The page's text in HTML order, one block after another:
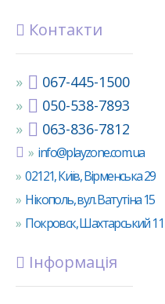
Контакти
067-445-1500
050-538-7893
063-836-7812
info@playzone.com.ua
02121, Київ, Вірменська 29
Нікополь, вул. Ватутіна 15
Покровск, Шахтарський 11
Інформація